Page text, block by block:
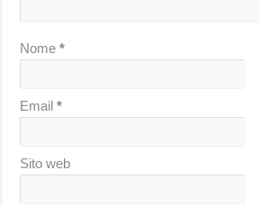
Nome*
Email*
Sito web